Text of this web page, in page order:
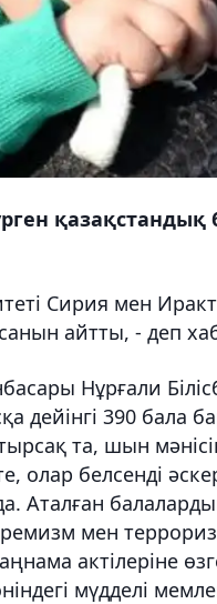
Сирия мен
айтты, - деп
Нұрғали
дейінгі 390 бала
та, шын
олар белсенді
Аталған
мен
актілеріне
мүдделі